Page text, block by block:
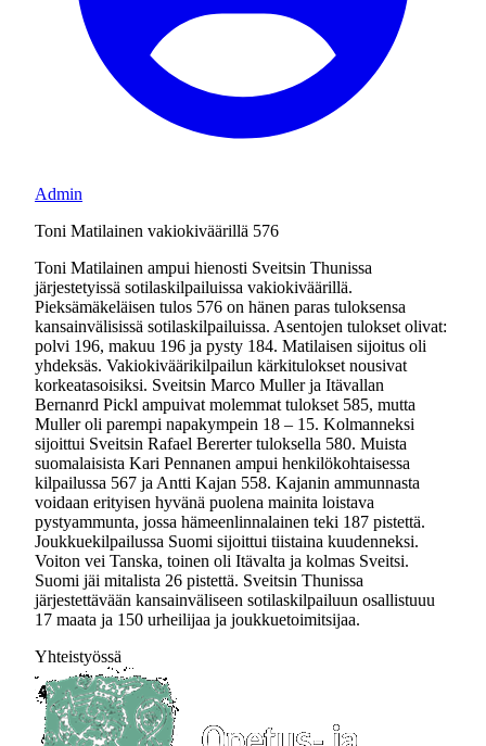
Admin
Toni Matilainen vakiokiväärillä 576
Toni Matilainen ampui hienosti Sveitsin Thunissa
järjestetyissä sotilaskilpailuissa vakiokiväärillä.
Pieksämäkeläisen tulos 576 on hänen paras tuloksensa
kansainvälisissä sotilaskilpailuissa. Asentojen tulokset olivat:
polvi 196, makuu 196 ja pysty 184. Matilaisen sijoitus oli
yhdeksäs. Vakiokiväärikilpailun kärkitulokset nousivat
korkeatasoisiksi. Sveitsin Marco Muller ja Itävallan
Bernanrd Pickl ampuivat molemmat tulokset 585, mutta
Muller oli parempi napakympein 18 – 15. Kolmanneksi
sijoittui Sveitsin Rafael Bererter tuloksella 580. Muista
suomalaisista Kari Pennanen ampui henkilökohtaisessa
kilpailussa 567 ja Antti Kajan 558. Kajanin ammunnasta
voidaan erityisen hyvänä puolena mainita loistava
pystyammunta, jossa hämeenlinnalainen teki 187 pistettä.
Joukkuekilpailussa Suomi sijoittui tiistaina kuudenneksi.
Voiton vei Tanska, toinen oli Itävalta ja kolmas Sveitsi.
Suomi jäi mitalista 26 pistettä. Sveitsin Thunissa
järjestettävään kansainväliseen sotilaskilpailuun osallistuuu
17 maata ja 150 urheilijaa ja joukkuetoimitsijaa.
Yhteistyössä